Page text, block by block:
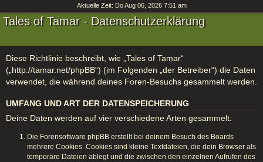
Aktuelle Zeit: Do Aug 06, 2026 7:51 am
Tales of Tamar - Datenschutzerklärung
Diese Richtlinie beschreibt, wie „Tales of Tamar“
(„http://tamar.net/phpBB“) (im Folgenden „der Betreiber“) die Daten
verwendet, die während deines Foren-Besuchs gesammelt werden.
UMFANG UND ART DER DATENSPEICHERUNG
Deine Daten werden auf vier verschiedene Arten gesammelt:
Die Forensoftware phpBB erstellt bei deinem Besuch des Boards
mehrere Cookies. Cookies sind kleine Textdateien, die dein Browser als
temporäre Dateien ablegt und die zwischen den einzelnen Aufrufen des